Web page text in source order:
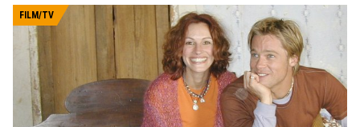
FILM/TV